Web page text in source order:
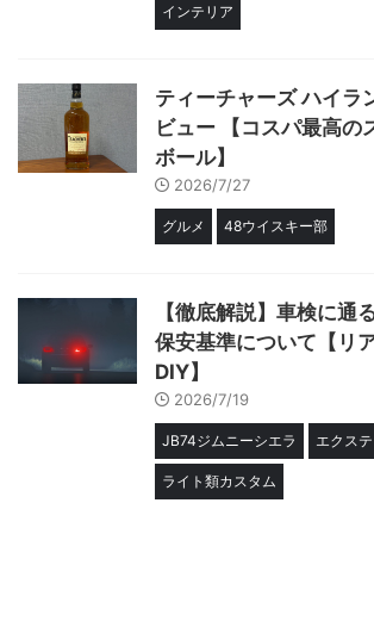
インテリア
ティーチャーズ ハイラ
ビュー 【コスパ最高の
ボール】
2026/7/27
グルメ 48ウイスキー部
【徹底解説】車検に通
保安基準について【リ
DIY】
2026/7/19
JB74ジムニーシエラ エクス
ライト類カスタム